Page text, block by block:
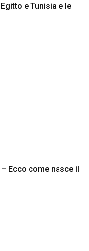
Egitto e Tunisia e le
Ecco come nasce il